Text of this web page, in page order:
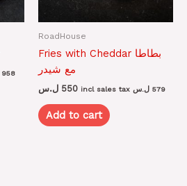
958
RoadHouse
Fries with Cheddar بطاطا
مع شيدر
550 ل.س incl sales tax 579 ل.س
Add to cart